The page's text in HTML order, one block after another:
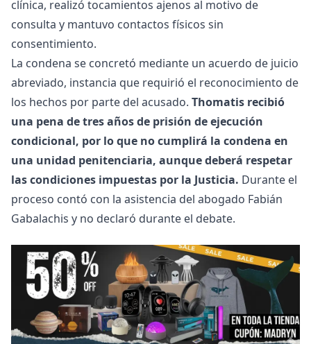
clínica, realizó tocamientos ajenos al motivo de
consulta y mantuvo contactos físicos sin
consentimiento.
La condena se concretó mediante un acuerdo de juicio
abreviado, instancia que requirió el reconocimiento de
los hechos por parte del acusado. Thomatis recibió
una pena de tres años de prisión de ejecución
condicional, por lo que no cumplirá la condena en
una unidad penitenciaria, aunque deberá respetar
las condiciones impuestas por la Justicia. Durante el
proceso contó con la asistencia del abogado Fabián
Gabalachis y no declaró durante el debate.